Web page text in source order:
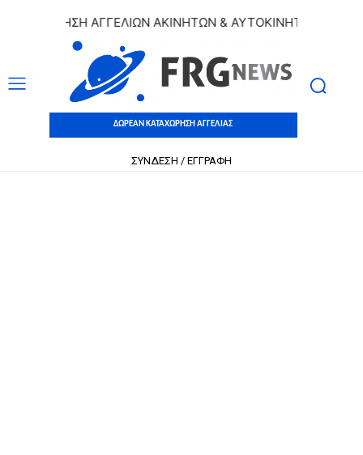
ΑΓΓΕΛΙΩΝ ΑΚΙΝΗΤΩΝ & ΑΥΤΟΚΙΝΗΤΩΝ | ΔΩΡΕΑΝ
ΔΩΡΕΑΝ ΚΑΤΑΧΩΡΗΣΗ ΑΓΓΕΛΙΑΣ
ΣΥΝΔΕΣΗ / ΕΓΓΡΑΦΗ